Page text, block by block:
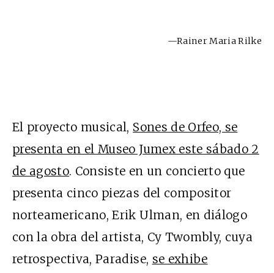
—Rainer Maria Rilke
El proyecto musical, Sones de Orfeo, se
presenta en el Museo Jumex este sábado 2
de agosto. Consiste en un concierto que
presenta cinco piezas del compositor
norteamericano, Erik Ulman, en diálogo
con la obra del artista, Cy Twombly, cuya
retrospectiva, Paradise, se exhibe